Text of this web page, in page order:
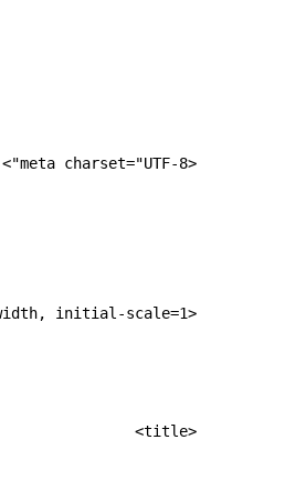
<meta charset="UTF-8">
<meta name="viewport" content="width=device-width, initial-scale=1">
<title>